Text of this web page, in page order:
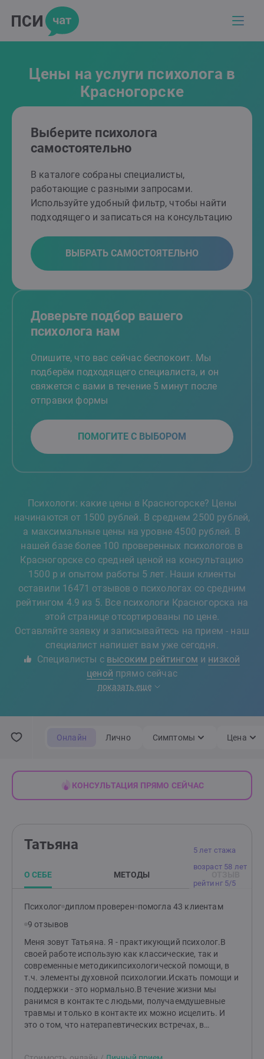
Цены на услуги психолога в
Красногорске
Выберите психолога
самостоятельно
В каталоге собраны специалисты,
работающие с разными запросами.
Используйте удобный фильтр, чтобы найти
подходящего и записаться на консультацию
ВЫБРАТЬ САМОСТОЯТЕЛЬНО
Доверьте подбор вашего
психолога нам
Опишите, что вас сейчас беспокоит. Мы
подберём подходящего специалиста, и он
свяжется с вами в течение 5 минут после
отправки формы
ПОМОГИТЕ С ВЫБОРОМ
Психологи: какие цены в Красногорске? Цены
начинаются от 1500 рублей. В среднем 2500 рублей,
а максимальные цены на уровне 4500 рублей. В
нашей базе более 100 проверенных психологов в
Красногорске со средней ценой на консультацию
1500 р и опытом работы 5 лет. Наши клиенты
оставили 16471 отзывов о психологах со средним
рейтингом 4.9 из 5. Все психологи Красногорска на
этой странице отсортированы по цене.
Оставляйте заявку и записывайтесь на прием - наш
специалист напишет вам уже сегодня.
Специалисты с высоким рейтингом и низкой
ценой прямо сейчас
показать еще
Онлайн Лично Симптомы Цена
КОНСУЛЬТАЦИЯ ПРЯМО СЕЙЧАС
5 лет стажа
возраст 58 лет
рейтинг 5/5
Татьяна
О СЕБЕ МЕТОДЫ
Психолог диплом проверен помогла 43 клиентам
9 отзывов
Меня зовут Татьяна. Я - практикующий психолог.В
своей работе использую как классические, так и
современные методикипсихологической помощи, в
т.ч. элементы духовной психологии.Искать помощи и
поддержки - это нормально.В течение жизни мы
ранимся в контакте с людьми, получаемдушевные
травмы и только в контакте их можно исцелить. И
это о том, что натерапевтических встречах, в